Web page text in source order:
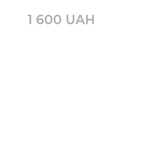
1 600 UAH